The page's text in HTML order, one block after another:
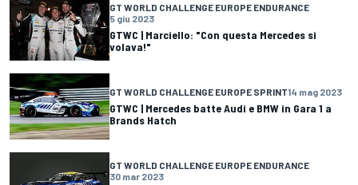
GT WORLD CHALLENGE EUROPE ENDURANCE
5 giu 2023
GTWC | Marciello: "Con questa Mercedes si
volava!"
GT WORLD CHALLENGE EUROPE SPRINT14 mag 2023
GTWC | Mercedes batte Audi e BMW in Gara 1 a
Brands Hatch
GT WORLD CHALLENGE EUROPE ENDURANCE
30 mar 2023